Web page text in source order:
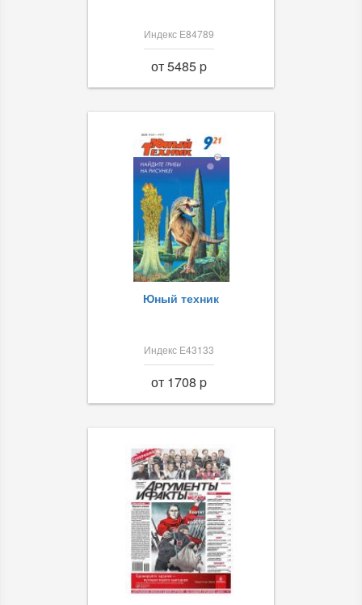
Индекс Е84789
от 5485 p
Юный техник
Индекс Е43133
от 1708 p